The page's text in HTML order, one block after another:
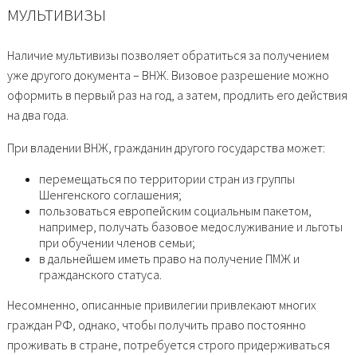
МУЛЬТИВИЗЫ
Наличие мультивизы позволяет обратиться за получением
уже другого документа – ВНЖ. Визовое разрешение можно
оформить в первый раз на год, а затем, продлить его действия
на два года.
При владении ВНЖ, гражданин другого государства может:
перемещаться по территории стран из группы
Шенгенского соглашения;
пользоваться европейским социальным пакетом,
например, получать базовое медослуживание и льготы
при обучении членов семьи;
в дальнейшем иметь право на получение ПМЖ и
гражданского статуса.
Несомненно, описанные привилегии привлекают многих
граждан РФ, однако, чтобы получить право постоянно
проживать в стране, потребуется строго придерживаться